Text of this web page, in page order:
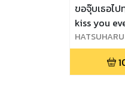
ขอจุ๊บเธอไ
kiss you
16
HATSUHARU